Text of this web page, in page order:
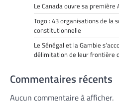
Le Canada ouvre sa première
Togo : 43 organisations de la
constitutionnelle
Le Sénégal et la Gambie
délimitation de leur frontière
Commentaires récents
Aucun commentaire à afficher.